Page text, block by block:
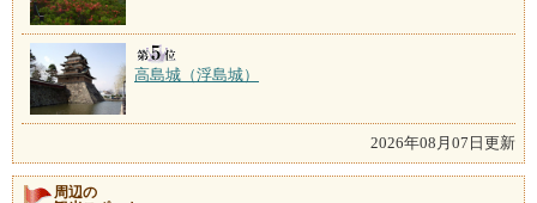
高島城（浮島城）
2026年08月07日更新
周辺の